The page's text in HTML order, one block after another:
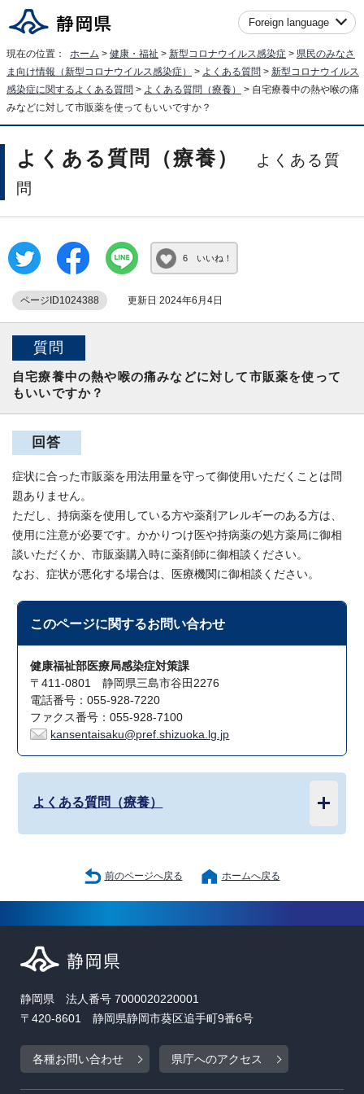
Foreign language
現在の位置： ホーム > 健康・福祉 > 新型コロナウイルス感染症 > 県民のみなさ
ま向け情報（新型コロナウイルス感染症）
> よくある質問 > 新型コロナウイルス
感染症に関するよくある質問 > よくある質問（療養）
> 自宅療養中の熱や喉の痛
みなどに対して市販薬を使ってもいいですか？
よくある質問（療養）
よくある質
問
6 いいね！
ページID1024388 更新日 2024年6月4日
質問
自宅療養中の熱や喉の痛みなどに対して市販薬を使って
もいいですか？
回答
症状に合った市販薬を用法用量を守って御使用いただくことは問
題ありません。
ただし、持病薬を使用している方や薬剤アレルギーのある方は、
使用に注意が必要です。かかりつけ医や持病薬の処方薬局に御相
談いただくか、市販薬購入時に薬剤師に御相談ください。
なお、症状が悪化する場合は、医療機関に御相談ください。
このページに関するお問い合わせ
健康福祉部医療局感染症対策課
〒411-0801 静岡県三島市谷田2276
電話番号：055-928-7220
ファクス番号：055-928-7100
kansentaisaku@pref.shizuoka.lg.jp
よくある質問（療養）
前のページへ戻る ホームへ戻る
静岡県 法人番号 7000020220001
〒420-8601 静岡県静岡市葵区追手町9番6号
各種お問い合わせ 県庁へのアクセス